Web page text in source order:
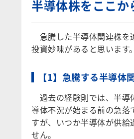
半導体株をここか
急騰した半導体関連株を
投資妙味があると思います。
【1】急騰する半導体
過去の経験則では、半導
導体不況が始まる前の急落
すが、いつか半導体が供
せん。